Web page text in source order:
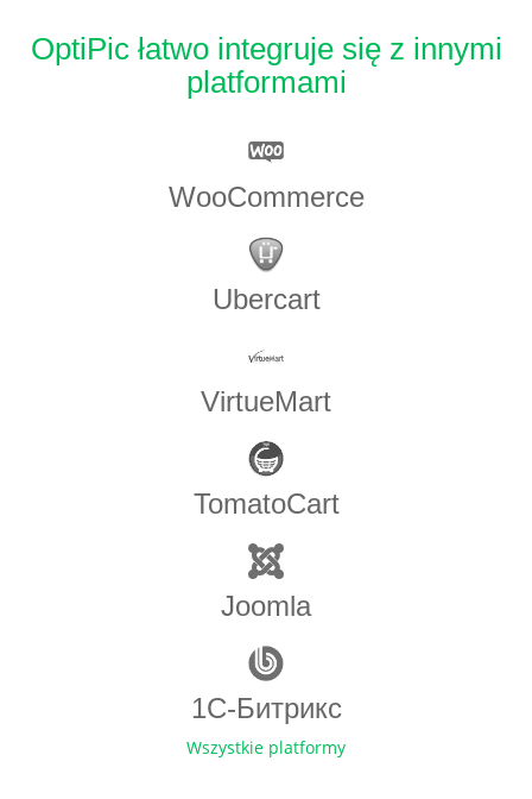
OptiPic łatwo integruje się z innymi
platformami
WooCommerce
Ubercart
VirtueMart
TomatoCart
Joomla
1С-Битрикс
Wszystkie platformy